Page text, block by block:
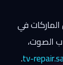
في
الصوت،
tv-
.